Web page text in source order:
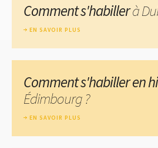
Comment s'habillerà
EN SAVOIR PLUS
Comment s'habiller en
Édimbourg ?
EN SAVOIR PLUS